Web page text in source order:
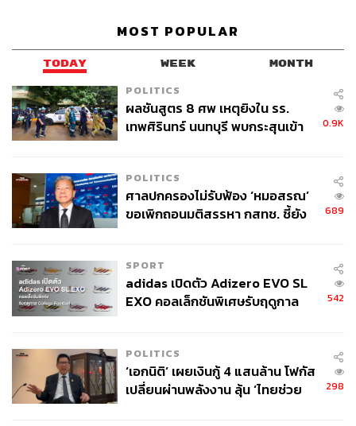
MOST POPULAR
TODAY WEEK MONTH
POLITICS
ผลชันสูตร 8 ศพ เหตุยิงใน รร.
เทพศิรินทร์ นนทบุรี พบกระสุนเข้า
0.9K
POLITICS
ศาลปกครองไม่รับฟ้อง ‘หมอสรณ’
ขอเพิกถอนมติสรรหา กสทช. ชี้ยัง
689
SPORT
adidas เปิดตัว Adizero EVO SL
EXO คอลเล็กชันพิเศษรับฤดูกาล
542
POLITICS
‘เอกนิติ’ เผยเงินกู้ 4 แสนล้าน โฟกัส
เปลี่ยนผ่านพลังงาน ลุ้น ‘ไทยช่วย
298